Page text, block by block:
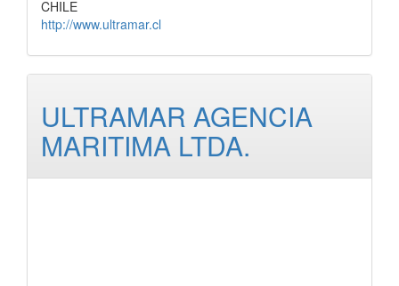
CHILE
http://www.ultramar.cl
ULTRAMAR AGENCIA
MARITIMA LTDA.